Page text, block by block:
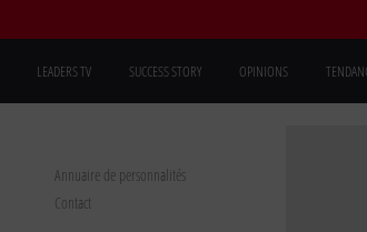
LEADERS TV SUCCESS STORY OPINIONS
Annuaire de personnalités
Contact